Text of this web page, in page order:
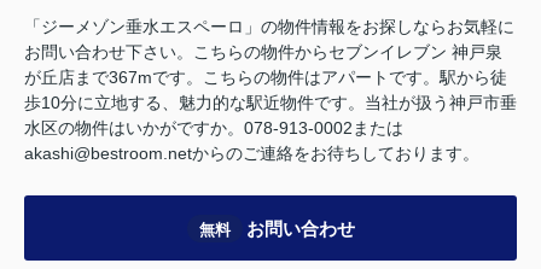
「ジーメゾン垂水エスペーロ」の物件情報をお探しならお気軽に
お問い合わせ下さい。こちらの物件からセブンイレブン 神戸泉
が丘店まで367mです。こちらの物件はアパートです。駅から徒
歩10分に立地する、魅力的な駅近物件です。当社が扱う神戸市垂
水区の物件はいかがですか。078-913-0002または
akashi@bestroom.netからのご連絡をお待ちしております。
無料 お問い合わせ